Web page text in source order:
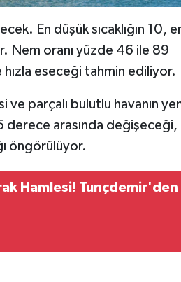
En düşük sıcaklığın 10,
Nem oranı yüzde 46 ile 89
eseceği tahmin ediliyor.
ve parçalı bulutlu havanın
derece arasında değişeceği,
öngörülüyor.
Hamlesi! Tunçdemir'den